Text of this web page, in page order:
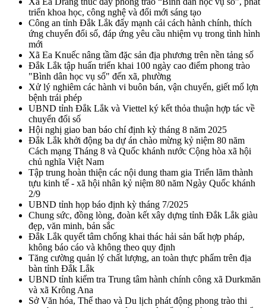
triển khoa học, công nghệ và đổi mới sáng tạo
Công an tỉnh Đắk Lắk đẩy mạnh cải cách hành chính, thích
ứng chuyển đổi số, đáp ứng yêu cầu nhiệm vụ trong tình hình
mới
Xã Ea Knuếc nâng tầm đặc sản địa phương trên nền tảng số
Đắk Lắk tập huấn triển khai 100 ngày cao điểm phong trào
"Bình dân học vụ số" đến xã, phường
Xử lý nghiêm các hành vi buôn bán, vận chuyển, giết mổ lợn
bệnh trái phép
UBND tỉnh Đắk Lắk và Viettel ký kết thỏa thuận hợp tác về
chuyển đổi số
Hội nghị giao ban báo chí định kỳ tháng 8 năm 2025
Đắk Lắk khởi động ba dự án chào mừng kỷ niệm 80 năm
Cách mạng Tháng 8 và Quốc khánh nước Cộng hòa xã hội
chủ nghĩa Việt Nam
Tập trung hoàn thiện các nội dung tham gia Triển lãm thành
tựu kinh tế - xã hội nhân kỷ niệm 80 năm Ngày Quốc khánh
2/9
UBND tỉnh họp báo định kỳ tháng 7/2025
Chung sức, đồng lòng, đoàn kết xây dựng tỉnh Đắk Lắk giàu
đẹp, văn minh, bản sắc
Đắk Lắk quyết tâm chống khai thác hải sản bất hợp pháp,
không báo cáo và không theo quy định
Tăng cường quản lý chất lượng, an toàn thực phẩm trên địa
bàn tỉnh Đắk Lắk
UBND tỉnh kiểm tra Trung tâm hành chính công xã Durkmăn
và xã Krông Ana
Sở Văn hóa, Thể thao và Du lịch phát động phong trào thi